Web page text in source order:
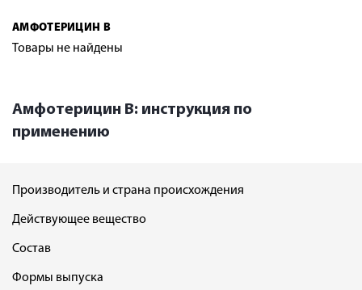
АМФОТЕРИЦИН В
Товары не найдены
Амфотерицин В: инструкция по
применению
Производитель и страна происхождения
Действующее вещество
Состав
Формы выпуска